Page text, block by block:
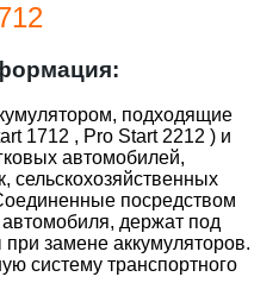
подходящие
1712 , Pro Start 2212 ) и
автомобилей,
сельскохозяйственных
посредством
автомобиля, держат под
замене аккумуляторов.
систему транспортного